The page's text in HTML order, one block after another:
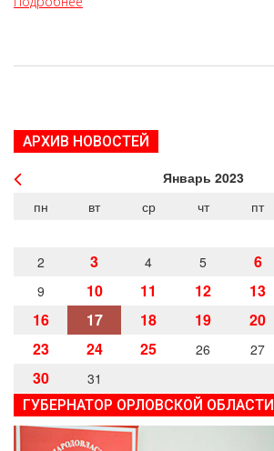
АРХИВ НОВОСТЕЙ
Январь 2023
пн
вт ср чт пт
2
3 4 5 6
9
10 11 12 13
16 17 18 19 20
23
24 25 26 27
30
31
ГУБЕРНАТОР ОРЛОВСКОЙ ОБЛАСТИ